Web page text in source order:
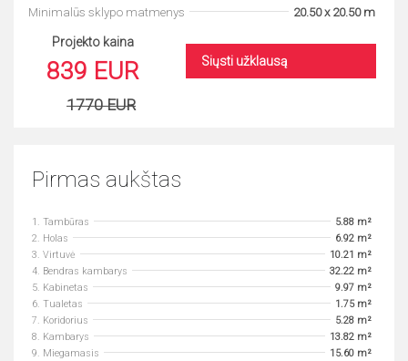
Minimalūs sklypo matmenys
20.50 x 20.50 m
Projekto kaina
839 EUR
1770 EUR
Siųsti užklausą
Pirmas aukštas
1. Tambūras
5.88 m²
2. Holas
6.92 m²
3. Virtuvė
10.21 m²
4. Bendras kambarys
32.22 m²
5. Kabinetas
9.97 m²
6. Tualetas
1.75 m²
7. Koridorius
5.28 m²
8. Kambarys
13.82 m²
9. Miegamasis
15.60 m²